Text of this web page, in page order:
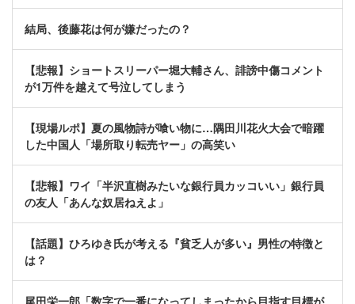
結局、後藤花は何が嫌だったの？
【悲報】ショートスリーパー堀大輔さん、誹謗中傷コメント
が1万件を越えて号泣してしまう
【現場ルポ】夏の風物詩が喰い物に…隅田川花火大会で暗躍
した中国人「場所取り転売ヤー」の高笑い
【悲報】ワイ「半沢直樹みたいな銀行員カッコいい」銀行員
の友人「あんな奴居ねえよ」
【話題】ひろゆき氏が考える『貧乏人が多い』男性の特徴と
は？